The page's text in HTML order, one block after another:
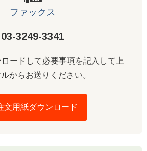
ファックス
03-3249-3341
ードして必要事項を記入して上
からお送りください。
文用紙ダウンロード